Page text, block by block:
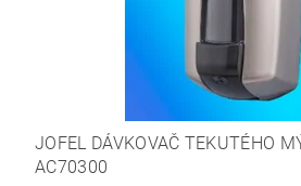
JOFEL DÁVKOVAČ TEKUTÉHO
AC70300